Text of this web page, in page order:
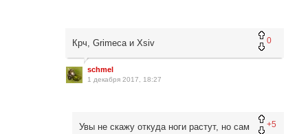
0
Крч, Grimeca и Xsiv
schmel
1 декабря 2017, 18:27
+5
Увы не скажу откуда ноги растут, но сам